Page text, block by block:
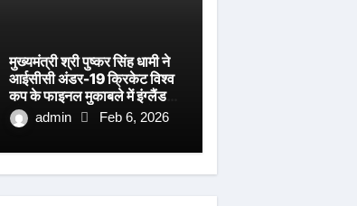
मुख्यमंत्री श्री पुष्कर सिंह धामी ने
आईसीसी अंडर-19 क्रिकेट विश्व
कप के फाइनल मुकाबले में इंग्लैंड
को पराजित कर खिताब जीतने पर
भारतीय अंडर-19 क्रिकेट टीम को
admin Feb 6, 2026